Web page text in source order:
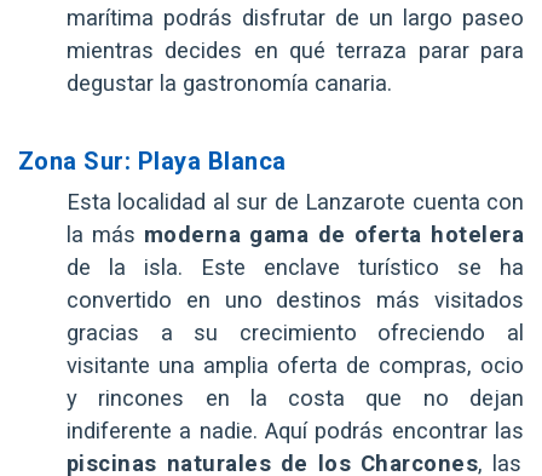
marítima podrás disfrutar de un largo paseo
mientras decides en qué terraza parar para
degustar la gastronomía canaria.
Zona Sur: Playa Blanca
Esta localidad al sur de Lanzarote cuenta con
la más moderna gama de oferta hotelera
de la isla. Este enclave turístico se ha
convertido en uno destinos más visitados
gracias a su crecimiento ofreciendo al
visitante una amplia oferta de compras, ocio
y rincones en la costa que no dejan
indiferente a nadie. Aquí podrás encontrar las
piscinas naturales de los Charcones, las